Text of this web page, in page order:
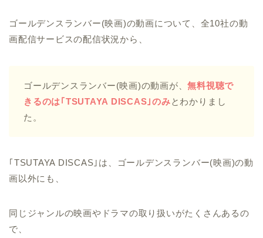
ゴールデンスランバー(映画)の動画について、全10社の動
画配信サービスの配信状況から、
ゴールデンスランバー(映画)の動画が、無料視聴で
きるのは｢TSUTAYA DISCAS｣のみとわかりまし
た。
｢TSUTAYA DISCAS｣は、ゴールデンスランバー(映画)の動
画以外にも、
同じジャンルの映画やドラマの取り扱いがたくさんあるの
で、